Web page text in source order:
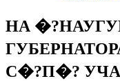
НА
С�?П�?